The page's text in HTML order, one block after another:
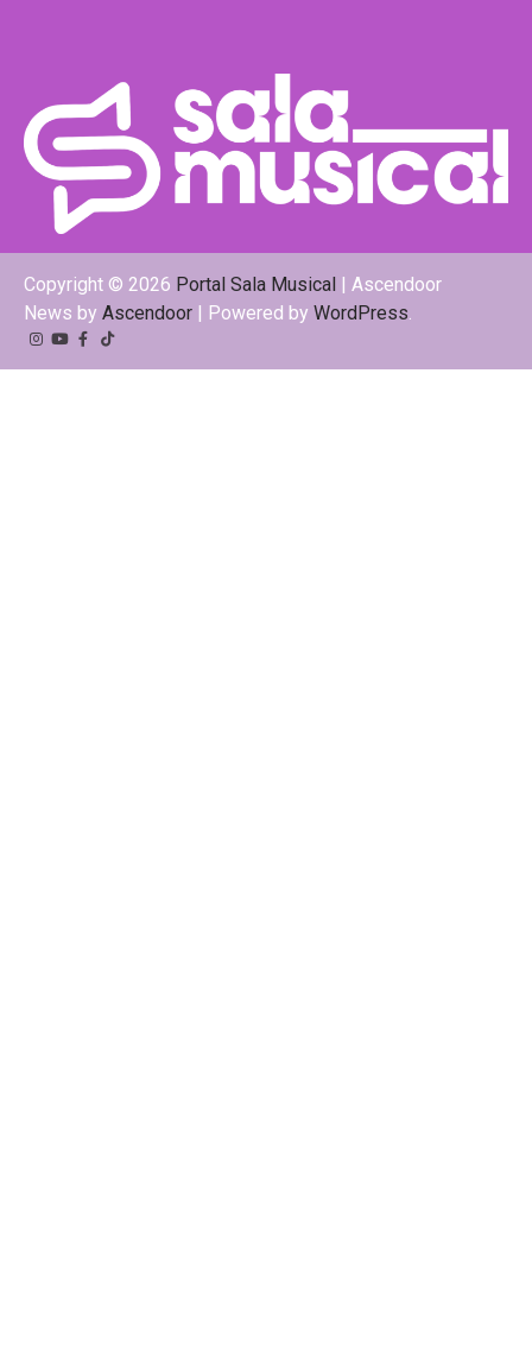
Copyright © 2026 Portal Sala Musical
| Ascendoor
News by Ascendoor | Powered by WordPress.
Instagram
YouTube
Facebook
Tiktok